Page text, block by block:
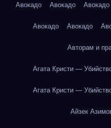
Авокадо Авокадо Авокадо
Авокадо Авокадо
Авторам и
Агата Кристи —
Агата Кристи —
Айзек